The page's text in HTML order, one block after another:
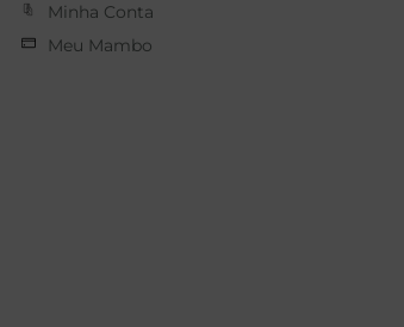
Minha Conta
Meu Mambo